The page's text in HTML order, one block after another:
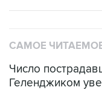
САМОЕ
Число
Геленджиком